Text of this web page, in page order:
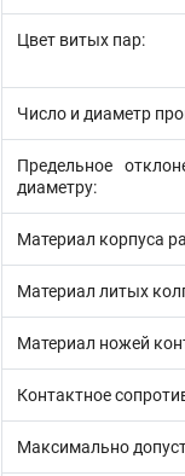
Цвет витых пар:
Число и диаметр
Предельное
диаметру:
Материал корпуса
Материал литых
Материал ножей
Контактное
Максимально